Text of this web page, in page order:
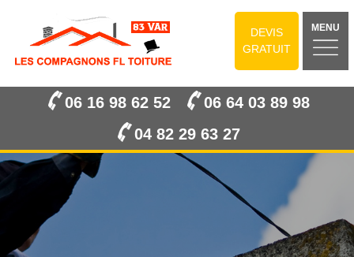
DEVIS
GRATUIT
MENU
06 16 98 62 52
06 64 03 89 98
04 82 29 63 27